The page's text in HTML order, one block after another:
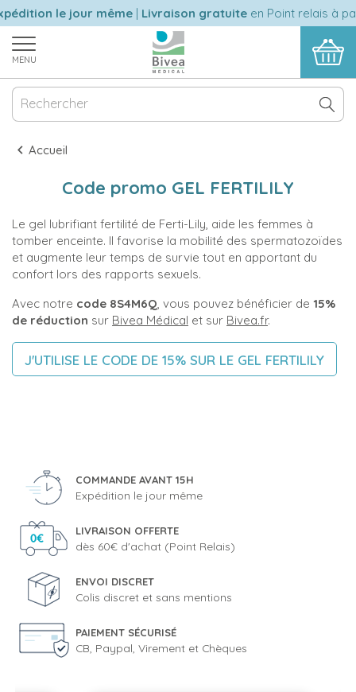
le jour même| Livraison gratuiteen Point relais à
MENU
Accueil
Code promo GEL FERTILILY
Le gel lubrifiant fertilité de Ferti-Lily, aide les femmes à
tomber enceinte. Il favorise la mobilité des spermatozoïdes
et augmente leur temps de survie tout en apportant du
confort lors des rapports sexuels.
Avec notre code 8S4M6Q, vous pouvez bénéficier de 15%
de réduction sur Bivea Médical et sur Bivea.fr.
J'UTILISE LE CODE DE 15% SUR LE GEL FERTILILY
COMMANDE AVANT 15H
Expédition le jour même
LIVRAISON OFFERTE
dès 60€ d'achat (Point Relais)
ENVOI DISCRET
Colis discret et sans mentions
PAIEMENT SÉCURISÉ
CB, Paypal, Virement et Chèques